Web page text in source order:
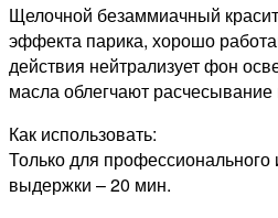
BONDED
ТОНИРУЮЩАЯ
КРАСКА
ДЛЯ
БЕЗ
АММИАКА
СВЕТЛЫЙ
Щелочной безаммиачный
эффекта парика, хорошо
действия нейтрализует фон
масла облегчают
Как использовать:
Только для
выдержки – 20 мин.